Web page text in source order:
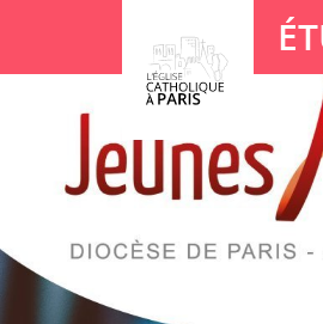
Votre
Panneau de gestion des cookies